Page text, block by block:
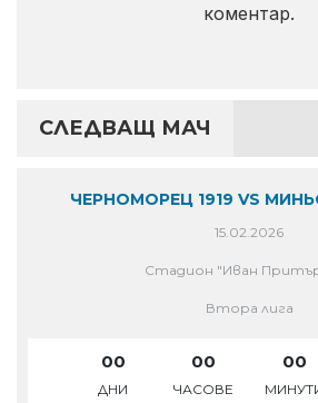
коментар.
СЛЕДВАЩ МАЧ
ЧЕРНОМОРЕЦ 1919 VS
15.02.2026
Стадион "Иван
Втора лига
00
ДНИ
00
ЧАСОВЕ
00